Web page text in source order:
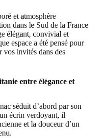
et atmosphère
dans le Sud de la France
élégant, convivial et
espace a été pensé pour
invités dans des
entre élégance et
séduit d’abord par son
écrin verdoyant, il
et la douceur d’un